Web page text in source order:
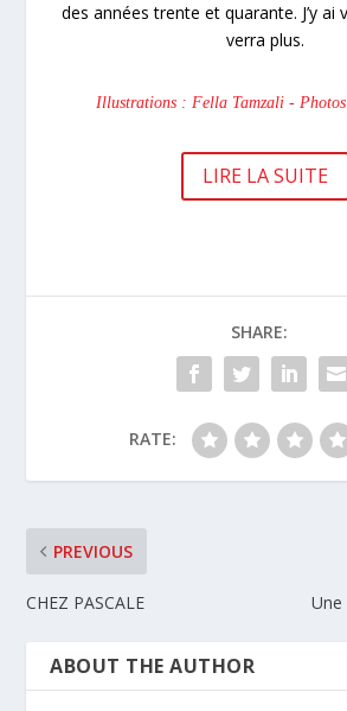
des années trente et quarante. J’y ai
verra plus.
Illustrations : Fella Tamzali -
LIRE LA SUITE
SHARE:
RATE:
PREVIOUS
CHEZ PASCALE Une
ABOUT THE AUTHOR